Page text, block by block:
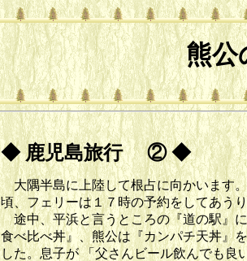
熊
◆ 鹿児島旅行 ② ◆
大隅半島に上陸して根占に向かいます
頃、フェリーは１７時の予約をしてあう
途中、平浜と言うところの『道の駅』
食べ比べ丼』、熊公は『カンパチ天丼』
した。息子が 「父さんビール飲んでも良